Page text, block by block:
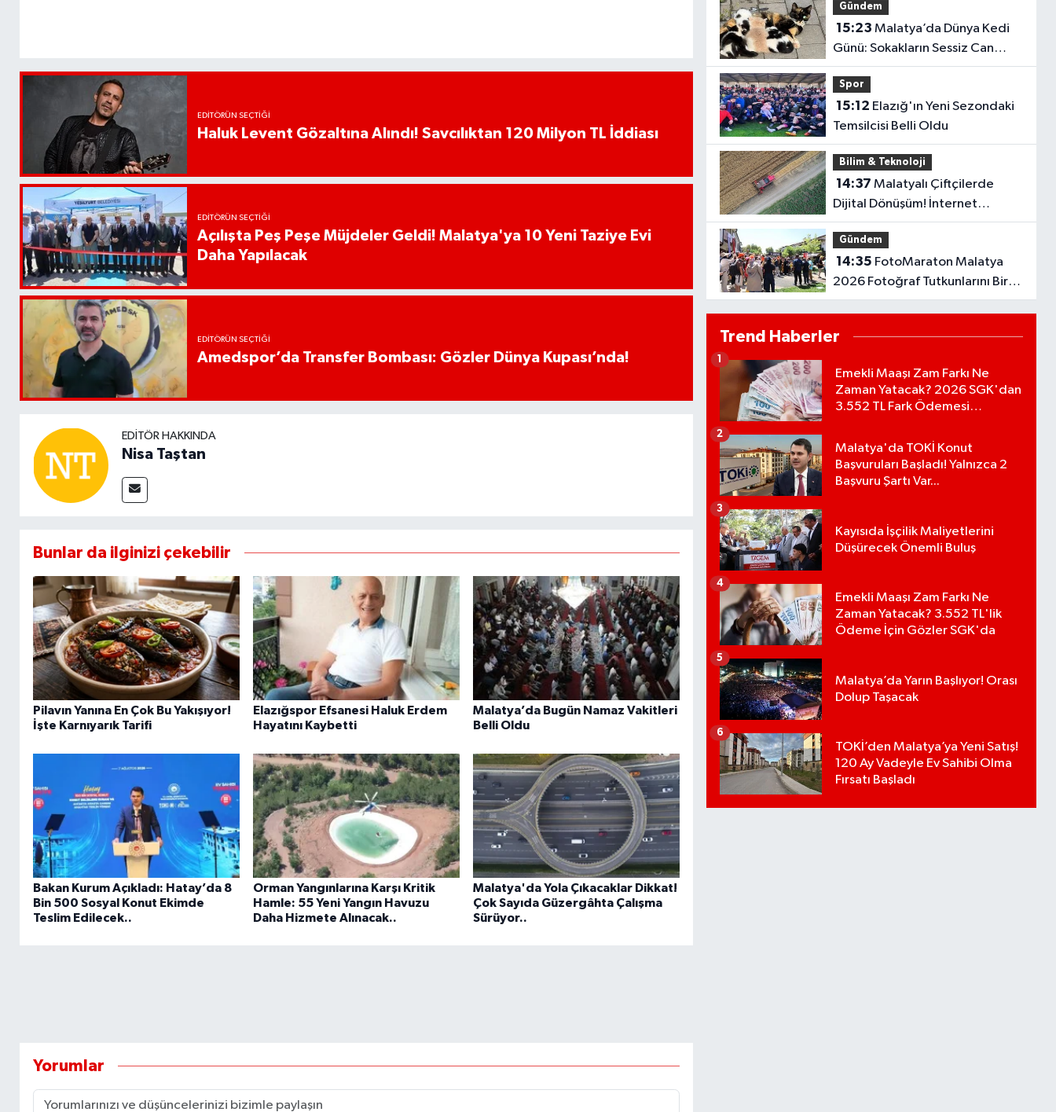
EDITÖRÜN SEÇTIĞI
Haluk Levent Gözaltına Alındı! Savcılıktan 120 Milyon TL İddiası
EDITÖRÜN SEÇTIĞI
Açılışta Peş Peşe Müjdeler Geldi! Malatya'ya 10 Yeni Taziye Evi
Daha Yapılacak
EDITÖRÜN SEÇTIĞI
Amedspor’da Transfer Bombası: Gözler Dünya Kupası’nda!
EDITÖR HAKKINDA
Nisa Taştan
Bunlar da ilginizi çekebilir
Pilavın Yanına En Çok Bu Yakışıyor!
İşte Karnıyarık Tarifi
Elazığspor Efsanesi Haluk Erdem
Hayatını Kaybetti
Malatya’da Bugün Namaz Vakitleri
Belli Oldu
Bakan Kurum Açıkladı: Hatay’da 8
Bin 500 Sosyal Konut Ekimde
Teslim Edilecek..
Orman Yangınlarına Karşı Kritik
Hamle: 55 Yeni Yangın Havuzu
Daha Hizmete Alınacak..
Malatya'da Yola Çıkacaklar Dikkat!
Çok Sayıda Güzergâhta Çalışma
Sürüyor..
Yorumlar
Gündem
15:23
Günü: Sokakların Sessiz Can
Dostları Gündemde
Spor
15:12
Temsilcisi Belli Oldu
Bilim & Teknoloji
14:37
Dijital Dönüşüm! İnternet
Kullanımı Son 10 Yılda İki Katını
Aştı..
Gündem
14:35
2026 Fotoğraf Tutkunlarını Bir
Araya Getirecek
Trend Haberler
Emekli Maaşı Zam Farkı Ne
Zaman Yatacak? 2026 SGK'dan
3.552 TL Fark Ödemesi
1
Malatya'da TOKİ Konut
Başvuruları Başladı! Yalnızca 2
Başvuru Şartı Var...
2
Kayısıda İşçilik Maliyetlerini
Düşürecek Önemli Buluş
3
Emekli Maaşı Zam Farkı Ne
Zaman Yatacak? 3.552 TL'lik
Ödeme İçin Gözler SGK'da
4
Malatya’da Yarın Başlıyor! Orası
Dolup Taşacak
5
TOKİ’den Malatya’ya Yeni Satış!
120 Ay Vadeyle Ev Sahibi Olma
Fırsatı Başladı
6